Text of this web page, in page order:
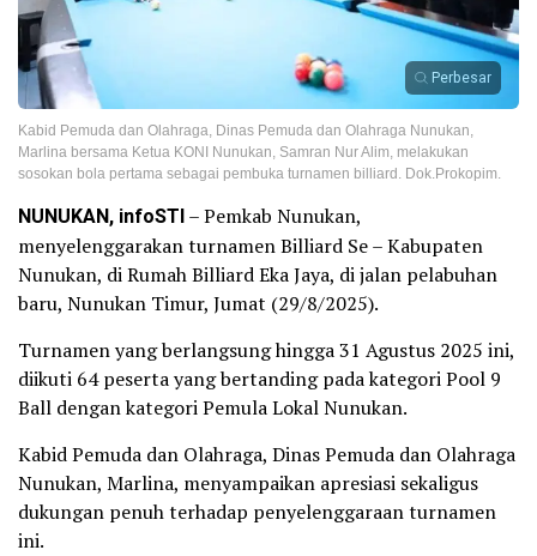
Perbesar
Kabid Pemuda dan Olahraga, Dinas Pemuda dan Olahraga Nunukan,
Marlina bersama Ketua KONI Nunukan, Samran Nur Alim, melakukan
sosokan bola pertama sebagai pembuka turnamen billiard. Dok.Prokopim.
NUNUKAN, infoSTI– Pemkab Nunukan,
menyelenggarakan turnamen Billiard Se – Kabupaten
Nunukan, di Rumah Billiard Eka Jaya, di jalan pelabuhan
baru, Nunukan Timur, Jumat (29/8/2025).
Turnamen yang berlangsung hingga 31 Agustus 2025 ini,
diikuti 64 peserta yang bertanding pada kategori Pool 9
Ball dengan kategori Pemula Lokal Nunukan.
Kabid Pemuda dan Olahraga, Dinas Pemuda dan Olahraga
Nunukan, Marlina, menyampaikan apresiasi sekaligus
dukungan penuh terhadap penyelenggaraan turnamen
ini.